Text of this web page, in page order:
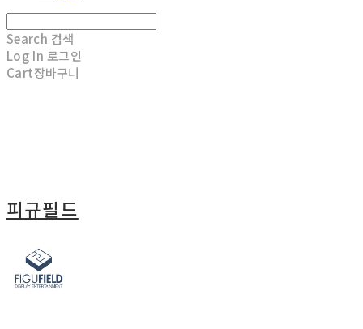
Search 검색
Log In 로그인
Cart장바구니
피규필드